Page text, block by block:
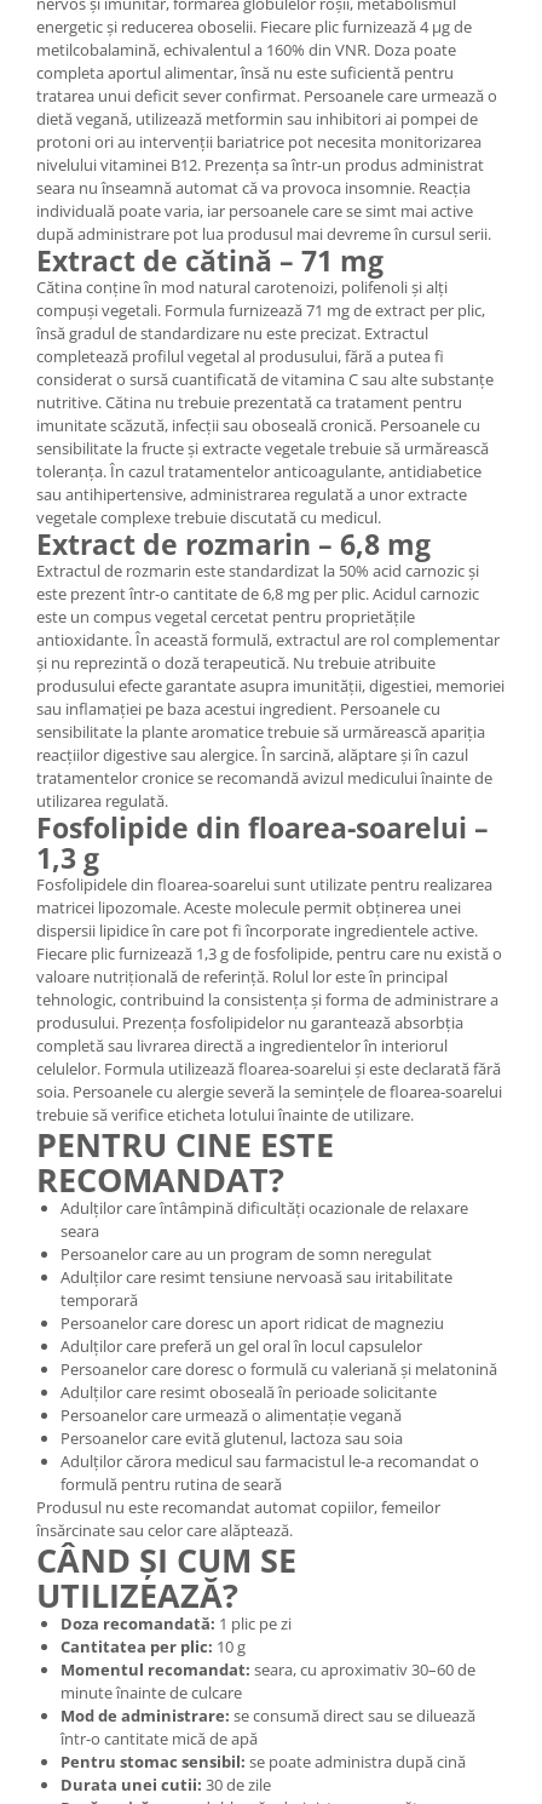
energetic și reducerea oboselii. Fiecare plic furnizează 4 µg de
metilcobalamină, echivalentul a 160% din VNR. Doza poate
completa aportul alimentar, însă nu este suficientă pentru
tratarea unui deficit sever confirmat. Persoanele care urmează o
dietă vegană, utilizează metformin sau inhibitori ai pompei de
protoni ori au intervenții bariatrice pot necesita monitorizarea
nivelului vitaminei B12. Prezența sa într-un produs administrat
seara nu înseamnă automat că va provoca insomnie. Reacția
individuală poate varia, iar persoanele care se simt mai active
după administrare pot lua produsul mai devreme în cursul serii.
Extract de cătină – 71 mg
Cătina conține în mod natural carotenoizi, polifenoli și alți
compuși vegetali. Formula furnizează 71 mg de extract per plic,
însă gradul de standardizare nu este precizat. Extractul
completează profilul vegetal al produsului, fără a putea fi
considerat o sursă cuantificată de vitamina C sau alte substanțe
nutritive. Cătina nu trebuie prezentată ca tratament pentru
imunitate scăzută, infecții sau oboseală cronică. Persoanele cu
sensibilitate la fructe și extracte vegetale trebuie să urmărească
toleranța. În cazul tratamentelor anticoagulante, antidiabetice
sau antihipertensive, administrarea regulată a unor extracte
vegetale complexe trebuie discutată cu medicul.
Extract de rozmarin – 6,8 mg
Extractul de rozmarin este standardizat la 50% acid carnozic și
este prezent într-o cantitate de 6,8 mg per plic. Acidul carnozic
este un compus vegetal cercetat pentru proprietățile
antioxidante. În această formulă, extractul are rol complementar
și nu reprezintă o doză terapeutică. Nu trebuie atribuite
produsului efecte garantate asupra imunității, digestiei, memoriei
sau inflamației pe baza acestui ingredient. Persoanele cu
sensibilitate la plante aromatice trebuie să urmărească apariția
reacțiilor digestive sau alergice. În sarcină, alăptare și în cazul
tratamentelor cronice se recomandă avizul medicului înainte de
utilizarea regulată.
Fosfolipide din floarea-soarelui –
1,3 g
Fosfolipidele din floarea-soarelui sunt utilizate pentru realizarea
matricei lipozomale. Aceste molecule permit obținerea unei
dispersii lipidice în care pot fi încorporate ingredientele active.
Fiecare plic furnizează 1,3 g de fosfolipide, pentru care nu există o
valoare nutrițională de referință. Rolul lor este în principal
tehnologic, contribuind la consistența și forma de administrare a
produsului. Prezența fosfolipidelor nu garantează absorbția
completă sau livrarea directă a ingredientelor în interiorul
celulelor. Formula utilizează floarea-soarelui și este declarată fără
soia. Persoanele cu alergie severă la semințele de floarea-soarelui
trebuie să verifice eticheta lotului înainte de utilizare.
PENTRU CINE ESTE
RECOMANDAT?
Adulților care întâmpină dificultăți ocazionale de relaxare
seara
Persoanelor care au un program de somn neregulat
Adulților care resimt tensiune nervoasă sau iritabilitate
temporară
Persoanelor care doresc un aport ridicat de magneziu
Adulților care preferă un gel oral în locul capsulelor
Persoanelor care doresc o formulă cu valeriană și melatonină
Adulților care resimt oboseală în perioade solicitante
Persoanelor care urmează o alimentație vegană
Persoanelor care evită glutenul, lactoza sau soia
Adulților cărora medicul sau farmacistul le-a recomandat o
formulă pentru rutina de seară
Produsul nu este recomandat automat copiilor, femeilor
însărcinate sau celor care alăptează.
CÂND ȘI CUM SE
UTILIZEAZĂ?
Doza recomandată: 1 plic pe zi
Cantitatea per plic: 10 g
Momentul recomandat: seara, cu aproximativ 30–60 de
minute înainte de culcare
Mod de administrare: se consumă direct sau se diluează
într-o cantitate mică de apă
Pentru stomac sensibil: se poate administra după cină
Durata unei cutii: 30 de zile